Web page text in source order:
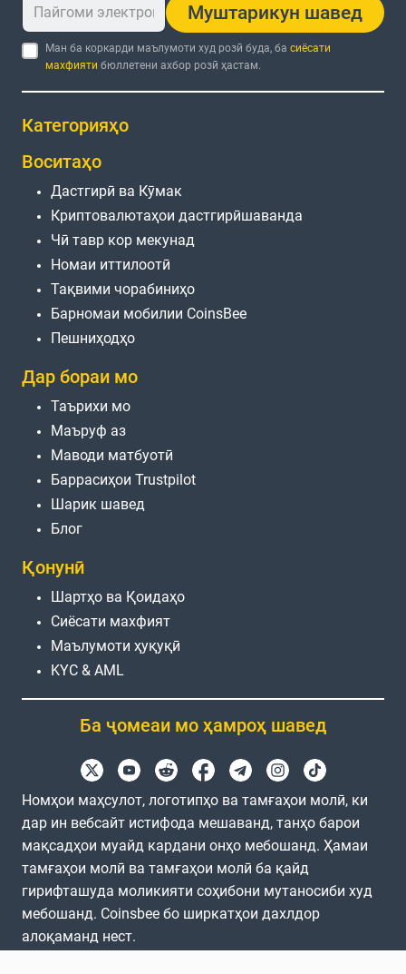
Муштарикун шавед
Ман ба коркарди маълумоти худ розӣ буда, басиёсати
махфияти бюллетени ахбор розӣ ҳастам.
Категорияҳо
Воситаҳо
Дастгирӣ ва Кӯмак
Криптовалютаҳои дастгирӣшаванда
Чӣ тавр кор мекунад
Номаи иттилоотӣ
Тақвими чорабиниҳо
Барномаи мобилии CoinsBee
Пешниҳодҳо
Дар бораи мо
Таърихи мо
Маъруф аз
Маводи матбуотӣ
Баррасиҳои Trustpilot
Шарик шавед
Блог
Қонунӣ
Шартҳо ва Қоидаҳо
Сиёсати махфият
Маълумоти ҳуқуқӣ
KYC & AML
Ба ҷомеаи мо ҳамроҳ шавед
Номҳои маҳсулот, логотипҳо ва тамғаҳои молӣ, ки
дар ин вебсайт истифода мешаванд, танҳо барои
мақсадҳои муайд кардани онҳо мебошанд. Ҳамаи
тамғаҳои молӣ ва тамғаҳои молӣ ба қайд
гирифташуда моликияти соҳибони мутаносиби худ
мебошанд. Coinsbee бо ширкатҳои дахлдор
алоқаманд нест.